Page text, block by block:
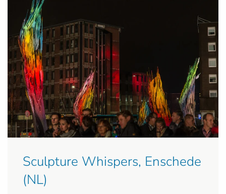
Sculpture Whispers, Enschede
(NL)